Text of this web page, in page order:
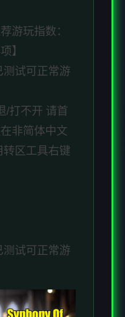
游玩指数：
】
试可正常游
/打不开 请首
非简体中文
转区工具右键
试可正常游